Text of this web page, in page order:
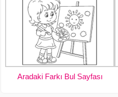
Aradaki Farkı Bul Sayfası